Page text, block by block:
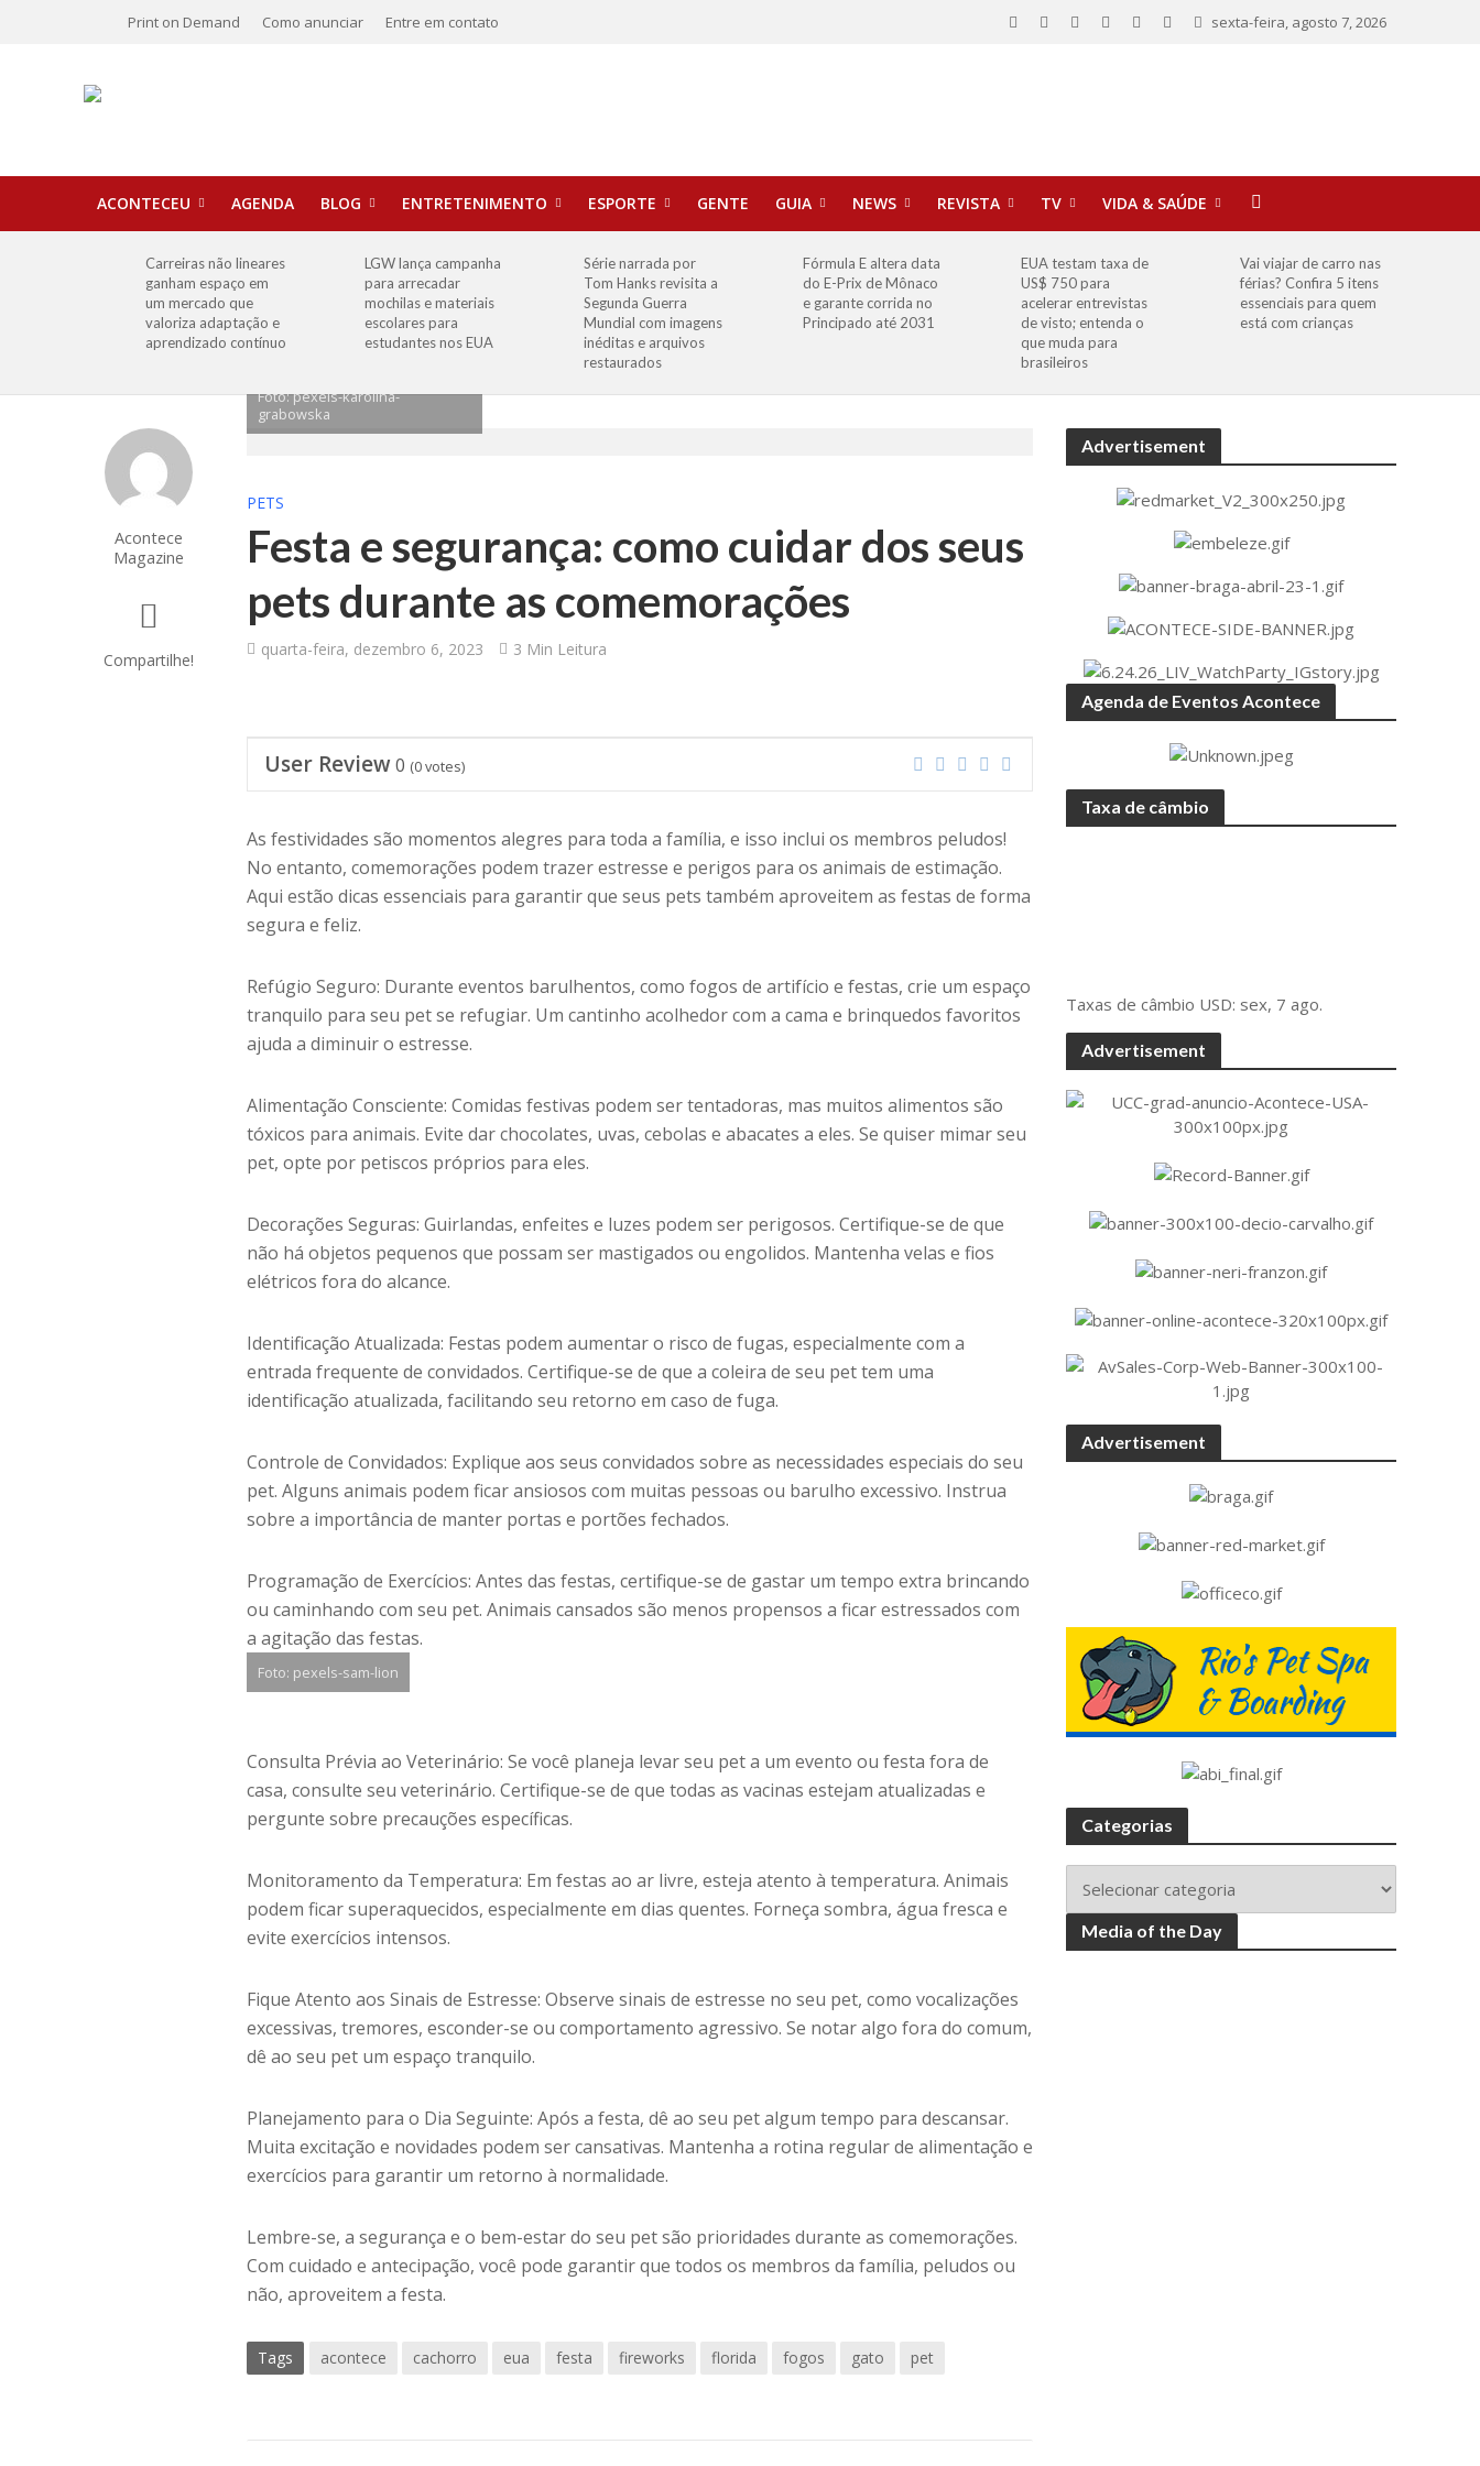
Print on Demand Como anunciar Entre em contato sexta-feira, agosto 7, 2026
ACONTECEU AGENDA BLOG ENTRETENIMENTO ESPORTE GENTE GUIA NEWS REVISTA TV VIDA & SAÚDE
Carreiras não lineares
ganham espaço em
um mercado que
valoriza adaptação e
aprendizado contínuo
LGW lança campanha
para arrecadar
mochilas e materiais
escolares para
estudantes nos EUA
Série narrada por
Tom Hanks revisita a
Segunda Guerra
Mundial com imagens
inéditas e arquivos
restaurados
Fórmula E altera data
do E-Prix de Mônaco
e garante corrida no
Principado até 2031
EUA testam taxa de
US$ 750 para
acelerar entrevistas
de visto; entenda o
que muda para
brasileiros
Vai viajar de carro nas
férias? Confira 5 itens
essenciais para quem
está com crianças
Acontece
Magazine
Compartilhe!
Foto: pexels-karolina-
grabowska
PETS
Festa e segurança: como cuidar dos seus
pets durante as comemorações
quarta-feira, dezembro 6, 2023 3 Min Leitura
User Review0 (0votes)
As festividades são momentos alegres para toda a família, e isso inclui os membros peludos!
No entanto, comemorações podem trazer estresse e perigos para os animais de estimação.
Aqui estão dicas essenciais para garantir que seus pets também aproveitem as festas de forma
segura e feliz.
Refúgio Seguro: Durante eventos barulhentos, como fogos de artifício e festas, crie um espaço
tranquilo para seu pet se refugiar. Um cantinho acolhedor com a cama e brinquedos favoritos
ajuda a diminuir o estresse.
Alimentação Consciente: Comidas festivas podem ser tentadoras, mas muitos alimentos são
tóxicos para animais. Evite dar chocolates, uvas, cebolas e abacates a eles. Se quiser mimar seu
pet, opte por petiscos próprios para eles.
Decorações Seguras: Guirlandas, enfeites e luzes podem ser perigosos. Certifique-se de que
não há objetos pequenos que possam ser mastigados ou engolidos. Mantenha velas e fios
elétricos fora do alcance.
Identificação Atualizada: Festas podem aumentar o risco de fugas, especialmente com a
entrada frequente de convidados. Certifique-se de que a coleira de seu pet tem uma
identificação atualizada, facilitando seu retorno em caso de fuga.
Controle de Convidados: Explique aos seus convidados sobre as necessidades especiais do seu
pet. Alguns animais podem ficar ansiosos com muitas pessoas ou barulho excessivo. Instrua
sobre a importância de manter portas e portões fechados.
Programação de Exercícios: Antes das festas, certifique-se de gastar um tempo extra brincando
ou caminhando com seu pet. Animais cansados são menos propensos a ficar estressados com
a agitação das festas.
Foto: pexels-sam-lion
Consulta Prévia ao Veterinário: Se você planeja levar seu pet a um evento ou festa fora de
casa, consulte seu veterinário. Certifique-se de que todas as vacinas estejam atualizadas e
pergunte sobre precauções específicas.
Monitoramento da Temperatura: Em festas ao ar livre, esteja atento à temperatura. Animais
podem ficar superaquecidos, especialmente em dias quentes. Forneça sombra, água fresca e
evite exercícios intensos.
Fique Atento aos Sinais de Estresse: Observe sinais de estresse no seu pet, como vocalizações
excessivas, tremores, esconder-se ou comportamento agressivo. Se notar algo fora do comum,
dê ao seu pet um espaço tranquilo.
Planejamento para o Dia Seguinte: Após a festa, dê ao seu pet algum tempo para descansar.
Muita excitação e novidades podem ser cansativas. Mantenha a rotina regular de alimentação e
exercícios para garantir um retorno à normalidade.
Lembre-se, a segurança e o bem-estar do seu pet são prioridades durante as comemorações.
Com cuidado e antecipação, você pode garantir que todos os membros da família, peludos ou
não, aproveitem a festa.
Tags acontece cachorro eua festa fireworks florida fogos gato pet
Advertisement
Agenda de Eventos Acontece
Taxa de câmbio
Taxas de câmbio USD: sex, 7 ago.
Advertisement
Advertisement
Categorias
Media of the Day